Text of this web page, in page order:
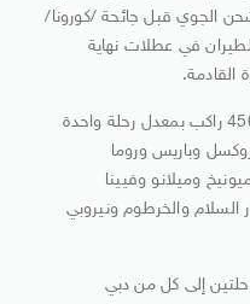
الجوي قبل جائحة /كورونا/
في عطلات نهاية
القادمة.
وتسير الشركة اليوم 52 رحلة لنقل 4500 راكب بمعدل رحلة واحدة
وباريس وروما
وميلانو وفيينا
السلام والخرطوم ونيروبي
إلى كل من دبي